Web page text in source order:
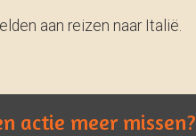
aan reizen naar Italië.
actie meer missen?